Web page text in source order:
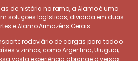
de história no ramo, a Alamo é uma
soluções logísticas, dividida em duas
e Alamo Armazéns Gerais.
rodoviário de cargas para todo o
vizinhos, como Argentina, Uruguai,
vasta experiência abrange diversas